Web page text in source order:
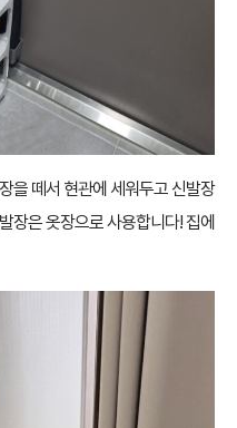
을 떼서 현관에 세워두고 신발장
장은 옷장으로 사용합니다! 집에